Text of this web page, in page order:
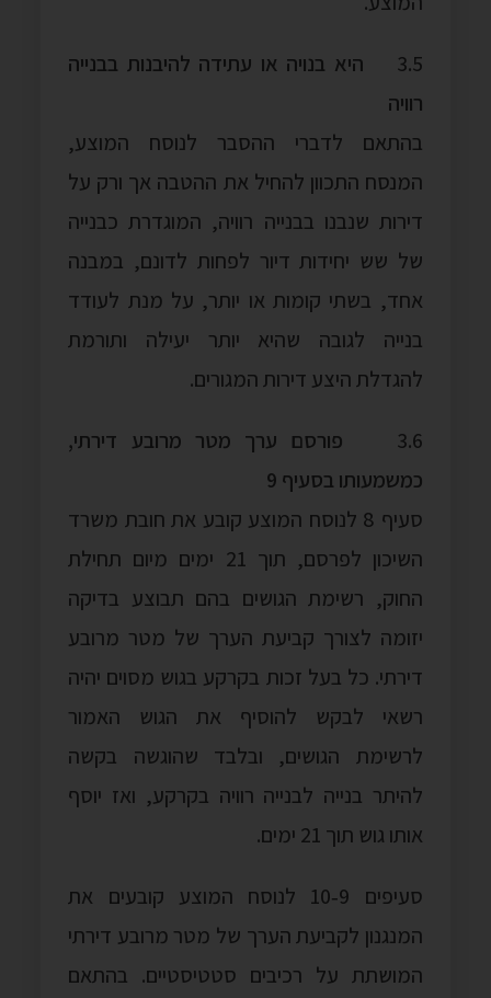
3.5 היא בנויה או עתידה להיבנות בבנייה
רוויה
בהתאם לדברי ההסבר לנוסח המוצע,
המנסח התכוון להחיל את ההטבה אך ורק על
דירות שנבנו בבנייה רוויה, המוגדרת כבנייה
של שש יחידות דיור לפחות לדונם, במבנה
אחד, בשתי קומות או יותר, על מנת לעודד
בנייה לגובה שהיא יותר יעילה ותורמת
להגדלת היצע דירות המגורים.
3.6 פורסם ערך מטר מרובע דירתי,
כמשמעותו בסעיף 9
סעיף 8 לנוסח המוצע קובע את חובת משרד
השיכון לפרסם, תוך 21 ימים מיום תחילת
החוק, רשימת הגושים בהם תבוצע בדיקה
יזומה לצורך קביעת הערך של מטר מרובע
דירתי. כל בעל זכות בקרקע בגוש מסוים יהיה
רשאי לבקש להוסיף את הגוש האמור
לרשימת הגושים, ובלבד שהוגשה בקשה
להיתר בנייה לבנייה רוויה בקרקע, ואז יוסף
אותו גוש תוך 21 ימים.
סעיפים 9‑10 לנוסח המוצע קובעים את
המנגנון לקביעת הערך של מטר מרובע דירתי
המושתת על רכיבים סטטיסטיים. בהתאם